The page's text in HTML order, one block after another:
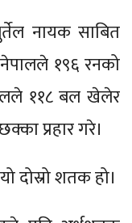
नायक साबित
१९६ रनको
११८ बल खेलेर
प्रहार गरे।
दोस्रो शतक हो।